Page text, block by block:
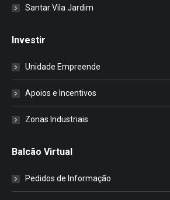
Santar Vila Jardim
Investir
Unidade Empreende
Apoios e Incentivos
Zonas Industriais
Balcão Virtual
Pedidos de Informação